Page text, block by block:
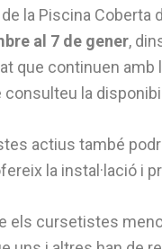
la Piscina Coberta
al 7 de gener,
que continuen amb
la
actius també
la instal·lació i
els cursetistes